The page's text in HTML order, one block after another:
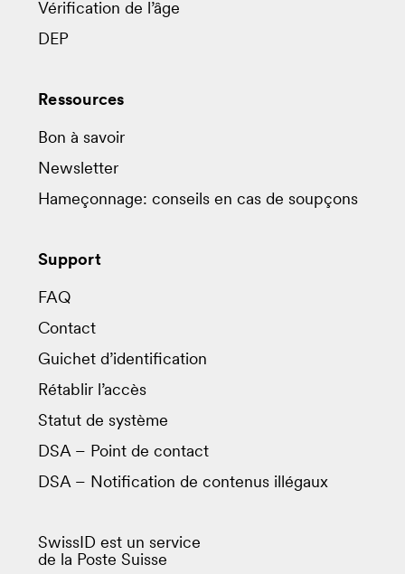
Vérification de l’âge
DEP
Ressources
Bon à savoir
Newsletter
Hameçonnage: conseils en cas de soupçons
Support
FAQ
Contact
Guichet d’identification
Rétablir l’accès
Statut de système
DSA – Point de contact
DSA – Notification de contenus illégaux
SwissID est un service
de la Poste Suisse